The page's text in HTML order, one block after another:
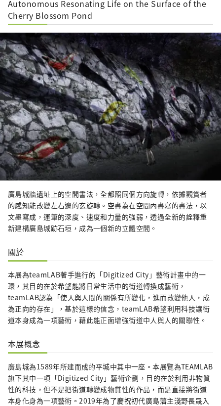
Autonomous Resonating Life on the Surface of the
Cherry Blossom Pond
廣島城牆遺址上的空間書法，全都照同個方向旋轉，依據觀賞者
的感知能改變左右邊的玄旋轉。空書為在空間內書寫的書法，以
文墨寫成，運筆的深度、速度和力量的強弱，透過全新的詮釋重
新建構廣島城跡石垣，成為一個新的立體空間。
關於
本展為teamLAB著手進行的「Digitized City」藝術計畫中的一
環，其目的在於希望能將日常生活中的街道轉換成藝術，
teamLAB認為「使人與人間的關係有所變化，進而改變他人，成
為正向的存在」，基於這樣的信念，teamLAB希望利用科技讓街
道本身成為一項藝術，藉此能正面增強街道中人與人的關聯性。
本展概念
廣島城為1589年所建而成的平城中其中一座。本展覽為TEAMLAB
旗下其中一項「Digitized City」藝術企劃，目的在於利用非物質
性的科技，但不是把街道轉變成物質性的作品，而是直接將街道
本身化身為一項藝術。2019年為了慶祝初代廣島藩主淺野長晟入